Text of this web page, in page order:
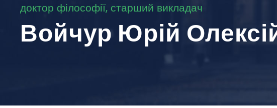
доктор філософії, старший викладач
Войчур Юрій